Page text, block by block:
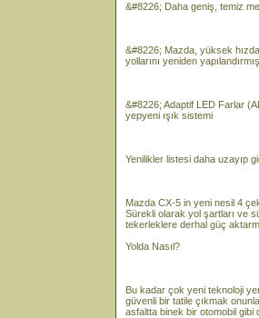
&#8226; Daha geniş, temiz
&#8226; Mazda, yüksek
yollarını yeniden yapılandırmış
&#8226; Adaptif LED Farlar
yepyeni ışık sistemi
Yenilikler listesi daha uzayıp
Mazda CX-5 in yeni nesil 4
Sürekli olarak yol şartları ve
tekerleklere derhal güç
Yolda Nasıl?
Bu kadar çok yeni teknoloji
güvenli bir tatile çıkmak
asfaltta binek bir otomobil gibi